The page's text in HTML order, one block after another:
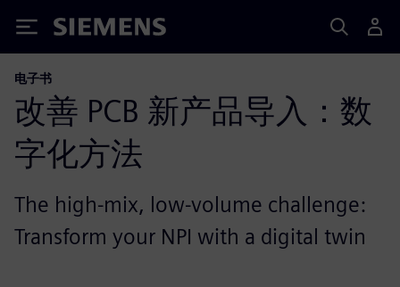
Siemens
电子书
改善 PCB 新产品导入：数
字化方法
The high-mix, low-volume challenge:
Transform your NPI with a digital twin